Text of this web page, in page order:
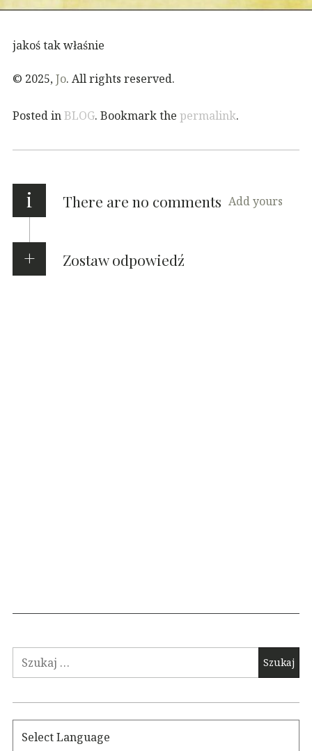
jakoś tak właśnie
© 2025,Jo. All rights reserved.
Posted inBLOG. Bookmark the permalink.
i There are no comments Add yours
Zostaw odpowiedź
Szukaj: